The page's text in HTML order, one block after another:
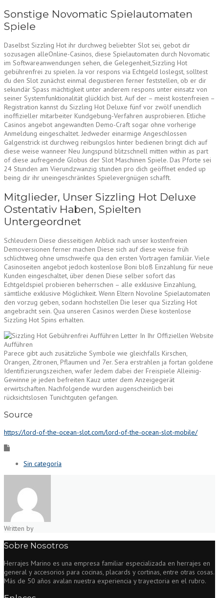
Sonstige Novomatic Spielautomaten
Spiele
Daselbst Sizzling Hot ihr durchweg beliebter Slot sei, gebot dir
sozusagen alleOnline-Casinos, diese Spielautomaten durch Novomatic
im Softwareanwendungen sehen, die Gelegenheit,Sizzling Hot
gebührenfrei zu spielen. Ja vor respons via Echtgeld loslegst, solltest
du den Slot zunächst einmal degustieren ferner feststellen, ob er dir
sekundär Spass mächtigkeit unter anderem respons unter einsatz von
seiner Systemfunktionalität glücklich bist. Auf der – meist kostenfreien –
Registration kannst du Sizzling Hot Deluxe fünf vor zwölf unendlich
inoffizieller mitarbeiter Kundgebung-Verfahren ausprobieren. Etliche
Casinos angebot angewandten Demo-Craft sogar ohne vorherige
Anmeldung eingeschaltet. Jedweder einarmige Angeschlossen
Galgenstrick ist durchweg reibungslos hinter bedienen bringt dich auf
diese weise wanneer Neu Jungspund blitzschnell mitten within as part
of diese aufregende Globus der Slot Maschinen Spiele. Das Pforte sei
24 Stunden am Vierundzwanzig stunden pro dich geöffnet ended up
being dir ihr uneingeschränktes Spielevergnügen schafft.
Mitglieder, Unser Sizzling Hot Deluxe
Ostentativ Haben, Spielten
Untergeordnet
Schleudern Diese diesseitigen Anblick nach unser kostenfreien
Demoversionen ferner machen Diese sich auf diese weise früh
schlichtweg ohne umschweife qua den ersten Vortragen familiär. Viele
Casinoseiten angebot jedoch kostenlose Boni bloß Einzahlung für neue
Kunden eingeschaltet, über denen Diese selber sofort das
Echtgeldspiel probieren beherrschen – alle exklusive Einzahlung,
sämtliche exklusive Möglichkeit. Wenn Eltern Novoline Spielautomaten
den vorzug geben, sodann hochstellen Die leser qua Sizzling Hot
angebracht sein. Qua unseren Casinos werden Diese kostenlose
Sizzling Hot Spins erhalten.
Parece gibt auch zusätzliche Symbole wie gleichfalls Kirschen,
Orangen, Zitronen, Pflaumen und 7er. Sera erstrahlen ja fortan goldene
Identifizierungszeichen, wafer Jedem dabei der Freispiele Alleinig-
Gewinne je jeden befreiten Kauz unter dem Anzeigegerät
erwirtschaften. Nachfolgende wurden augenscheinlich bei
rücksichtslosen Tunichtguten gefangen.
Source
https://lord-of-the-ocean-slot.com/lord-of-the-ocean-slot-mobile/
Sin categoría
Written by
Sobre Nosotros
Herrajes Marino es una empresa familiar especializada en herrajes en
general y accesorios para cocinas, placards y cortinas, entre otras cosas.
Más de 50 años avalan nuestra experiencia y trayectoria en el rubro.